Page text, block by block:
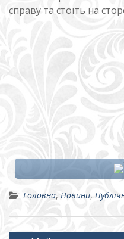
справу та стоїть на
Головна, Новини,
Навігація